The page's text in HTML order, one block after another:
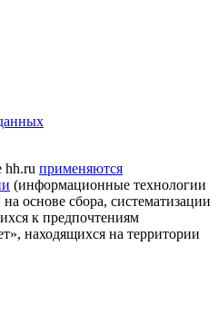
hh.ru применяются
(информационные технологии
основе сбора, систематизации
к предпочтениям
находящихся на территории